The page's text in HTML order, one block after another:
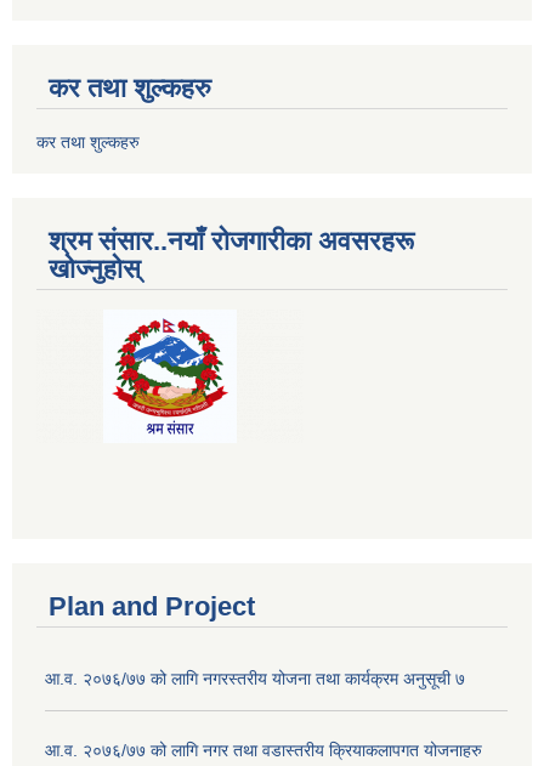
कर तथा शुल्कहरु
कर तथा शुल्कहरु
श्रम संसार..नयाँ रोजगारीका अवसरहरू
खोज्नुहोस्
Plan and Project
आ.व. २०७६/७७ को लागि नगरस्तरीय योजना तथा कार्यक्रम अनुसूची ७
आ.व. २०७६/७७ को लागि नगर तथा वडास्तरीय क्रियाकलापगत योजनाहरु